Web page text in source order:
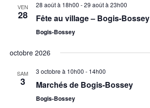
VEN
28
28 août à 18h00 -29 août à 23h00
Fête au village – Bogis-Bossey
Bogis-Bossey
octobre 2026
SAM
3
3 octobre à 10h00 - 14h00
Marchés de Bogis-Bossey
Bogis-Bossey